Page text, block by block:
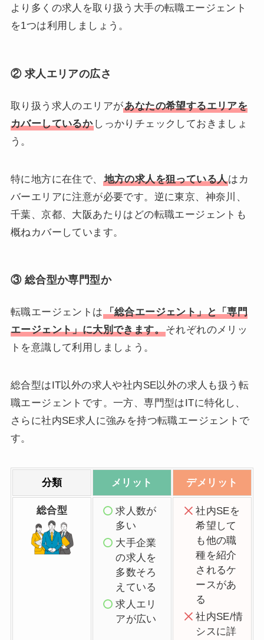
より多くの求人を取り扱う大手の転職エージェント
を1つは利用しましょう。
② 求人エリアの広さ
取り扱う求人のエリアがあなたの希望するエリアを
カバーしているか しっかりチェックしておきましょ
う。
特に地方に在住で、 地方の求人を狙っている人はカ
バーエリアに注意が必要です。逆に東京、神奈川、
千葉、京都、大阪あたりはどの転職エージェントも
概ねカバーしています。
③ 総合型か専門型か
転職エージェントは「総合エージェント」と「専門
エージェント」に大別できます。それぞれのメリッ
トを意識して利用しましょう。
総合型はIT以外の求人や社内SE以外の求人も扱う転
職エージェントです。一方、専門型はITに特化し、
さらに社内SE求人に強みを持つ転職エージェントで
す。
分類 メリット デメリット
総合型
求人数が
多い
大手企業
の求人を
多数そろ
えている
求人エリ
アが広い
社内SEを
希望して
も他の職
種を紹介
されるケ
ースがあ
る
社内SE/情
シスに詳